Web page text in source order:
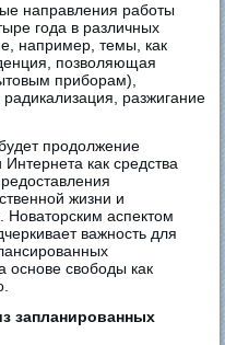
направления работы
года в различных
например, темы, как
позволяющая
приборам),
разжигание
продолжение
как средства
жизни и
Новаторским аспектом
важность для
основе свободы как
запланированных